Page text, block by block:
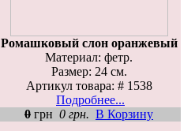
Ромашковый слон оранжевый
Материал: фетр.
Размер: 24 см.
Артикул товара: # 1538
Подробнее...
0 грн 0 грн. В Корзину